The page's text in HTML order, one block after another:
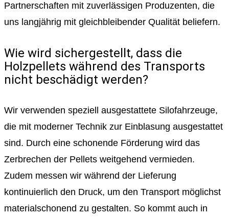
Partnerschaften mit zuverlässigen Produzenten, die
uns langjährig mit gleichbleibender Qualität beliefern.
Wie wird sichergestellt, dass die
Holzpellets während des Transports
nicht beschädigt werden?
Wir verwenden speziell ausgestattete Silofahrzeuge,
die mit moderner Technik zur Einblasung ausgestattet
sind. Durch eine schonende Förderung wird das
Zerbrechen der Pellets weitgehend vermieden.
Zudem messen wir während der Lieferung
kontinuierlich den Druck, um den Transport möglichst
materialschonend zu gestalten. So kommt auch in